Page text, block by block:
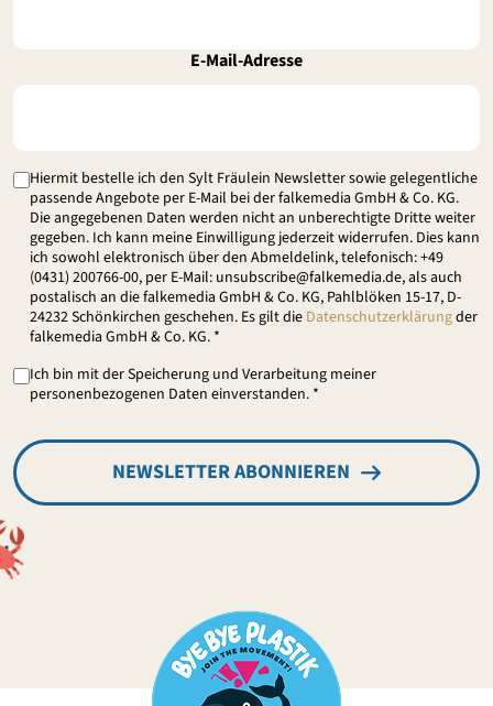
E-Mail-Adresse
Hiermit bestelle ich den Sylt Fräulein Newsletter sowie gelegentliche
passende Angebote per E-Mail bei der falkemedia GmbH & Co. KG.
Die angegebenen Daten werden nicht an unberechtigte Dritte weiter
gegeben. Ich kann meine Einwilligung jederzeit widerrufen. Dies kann
ich sowohl elektronisch über den Abmeldelink, telefonisch: +49
(0431) 200766-00, per E-Mail: unsubscribe@falkemedia.de, als auch
postalisch an die falkemedia GmbH & Co. KG, Pahlblöken 15-17, D-
24232 Schönkirchen geschehen. Es gilt die Datenschutzerklärungder
falkemedia GmbH & Co. KG. *
Ich bin mit der Speicherung und Verarbeitung meiner
personenbezogenen Daten einverstanden. *
NEWSLETTER ABONNIEREN